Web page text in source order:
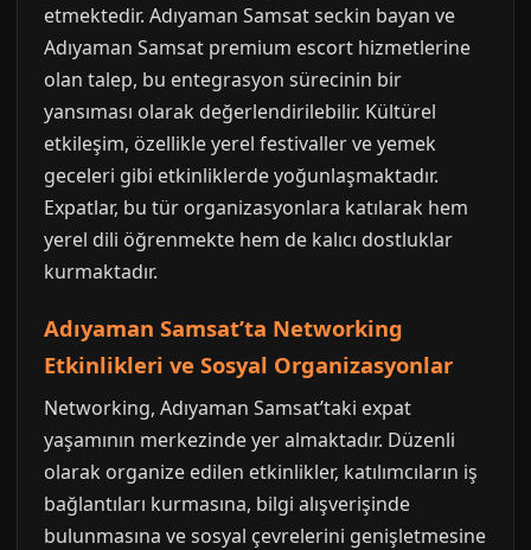
etmektedir. Adıyaman Samsat seckin bayan ve
Adıyaman Samsat premium escort hizmetlerine
olan talep, bu entegrasyon sürecinin bir
yansıması olarak değerlendirilebilir. Kültürel
etkileşim, özellikle yerel festivaller ve yemek
geceleri gibi etkinliklerde yoğunlaşmaktadır.
Expatlar, bu tür organizasyonlara katılarak hem
yerel dili öğrenmekte hem de kalıcı dostluklar
kurmaktadır.
Adıyaman Samsat’ta Networking
Etkinlikleri ve Sosyal Organizasyonlar
Networking, Adıyaman Samsat’taki expat
yaşamının merkezinde yer almaktadır. Düzenli
olarak organize edilen etkinlikler, katılımcıların iş
bağlantıları kurmasına, bilgi alışverişinde
bulunmasına ve sosyal çevrelerini genişletmesine